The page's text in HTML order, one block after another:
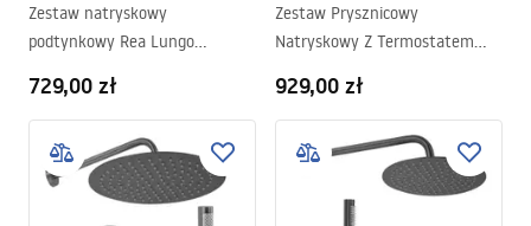
Zestaw natryskowy
podtynkowy Rea Lungo
729,00 zł
Zestaw Prysznicowy
Natryskowy Z Termostatem
929,00 zł